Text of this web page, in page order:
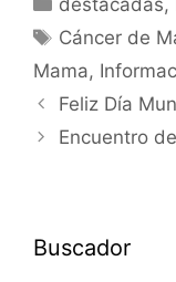
destacadas,
Cáncer de
Mama,
Feliz Día
Encuentro
Buscador